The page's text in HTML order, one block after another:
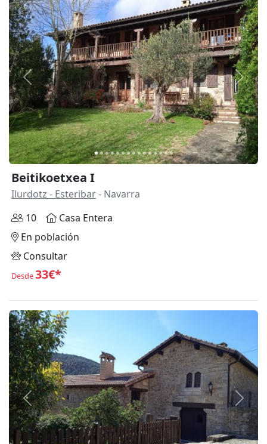
Anterior
Beitikoetxea I
Ilurdotz - Esteribar- Navarra
10
Casa Entera
En población
Consultar
Desde33€*
Anterior